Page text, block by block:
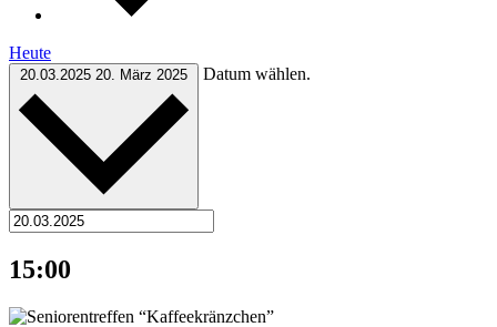
Heute
20.03.2025 20. März 2025 Datum wählen.
15:00